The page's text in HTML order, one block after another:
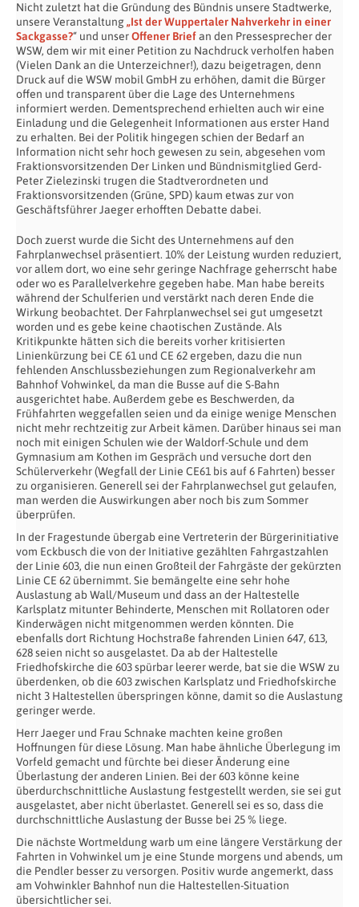
Nicht zuletzt hat die Gründung des Bündnis unsere Stadtwerke,
unsere Veranstaltung„Ist der Wuppertaler Nahverkehr in einer
Sackgasse?“ und unserOffener Briefan den Pressesprecher der
WSW, dem wir mit einer Petition zu Nachdruck verholfen haben
(Vielen Dank an die Unterzeichner!), dazu beigetragen, denn
Druck auf die WSW mobil GmbH zu erhöhen, damit die Bürger
offen und transparent über die Lage des Unternehmens
informiert werden. Dementsprechend erhielten auch wir eine
Einladung und die Gelegenheit Informationen aus erster Hand
zu erhalten. Bei der Politik hingegen schien der Bedarf an
Information nicht sehr hoch gewesen zu sein, abgesehen vom
Fraktionsvorsitzenden Der Linken und Bündnismitglied Gerd-
Peter Zielezinski trugen die Stadtverordneten und
Fraktionsvorsitzenden (Grüne, SPD) kaum etwas zur von
Geschäftsführer Jaeger erhofften Debatte dabei.
Doch zuerst wurde die Sicht des Unternehmens auf den
Fahrplanwechsel präsentiert. 10% der Leistung wurden reduziert,
vor allem dort, wo eine sehr geringe Nachfrage geherrscht habe
oder wo es Parallelverkehre gegeben habe. Man habe bereits
während der Schulferien und verstärkt nach deren Ende die
Wirkung beobachtet. Der Fahrplanwechsel sei gut umgesetzt
worden und es gebe keine chaotischen Zustände. Als
Kritikpunkte hätten sich die bereits vorher kritisierten
Linienkürzung bei CE 61 und CE 62 ergeben, dazu die nun
fehlenden Anschlussbeziehungen zum Regionalverkehr am
Bahnhof Vohwinkel, da man die Busse auf die S-Bahn
ausgerichtet habe. Außerdem gebe es Beschwerden, da
Frühfahrten weggefallen seien und da einige wenige Menschen
nicht mehr rechtzeitig zur Arbeit kämen. Darüber hinaus sei man
noch mit einigen Schulen wie der Waldorf-Schule und dem
Gymnasium am Kothen im Gespräch und versuche dort den
Schülerverkehr (Wegfall der Linie CE61 bis auf 6 Fahrten) besser
zu organisieren. Generell sei der Fahrplanwechsel gut gelaufen,
man werden die Auswirkungen aber noch bis zum Sommer
überprüfen.
In der Fragestunde übergab eine Vertreterin der Bürgerinitiative
vom Eckbusch die von der Initiative gezählten Fahrgastzahlen
der Linie 603, die nun einen Großteil der Fahrgäste der gekürzten
Linie CE 62 übernimmt. Sie bemängelte eine sehr hohe
Auslastung ab Wall/Museum und dass an der Haltestelle
Karlsplatz mitunter Behinderte, Menschen mit Rollatoren oder
Kinderwägen nicht mitgenommen werden könnten. Die
ebenfalls dort Richtung Hochstraße fahrenden Linien 647, 613,
628 seien nicht so ausgelastet. Da ab der Haltestelle
Friedhofskirche die 603 spürbar leerer werde, bat sie die WSW zu
überdenken, ob die 603 zwischen Karlsplatz und Friedhofskirche
nicht 3 Haltestellen überspringen könne, damit so die Auslastung
geringer werde.
Herr Jaeger und Frau Schnake machten keine großen
Hoffnungen für diese Lösung. Man habe ähnliche Überlegung im
Vorfeld gemacht und fürchte bei dieser Änderung eine
Überlastung der anderen Linien. Bei der 603 könne keine
überdurchschnittliche Auslastung festgestellt werden, sie sei gut
ausgelastet, aber nicht überlastet. Generell sei es so, dass die
durchschnittliche Auslastung der Busse bei 25 % liege.
Die nächste Wortmeldung warb um eine längere Verstärkung der
Fahrten in Vohwinkel um je eine Stunde morgens und abends, um
die Pendler besser zu versorgen. Positiv wurde angemerkt, dass
am Vohwinkler Bahnhof nun die Haltestellen-Situation
übersichtlicher sei.